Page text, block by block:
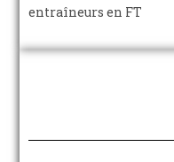
entraîneurs en FT